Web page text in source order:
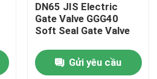
DN65 JIS Electric
Gate Valve GGG40
Soft Seal Gate Valve
Gửi yêu cầu